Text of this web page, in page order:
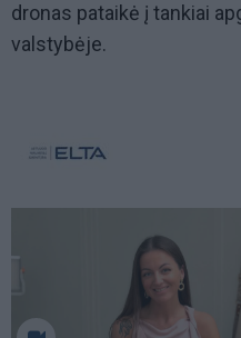
dronas pataikė į tankiai
valstybėje.